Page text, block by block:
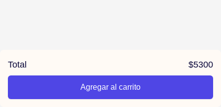
Total $5300
Agregar al carrito
/la-previa-fuentes/product/67847fcea26ce958c4eab473/